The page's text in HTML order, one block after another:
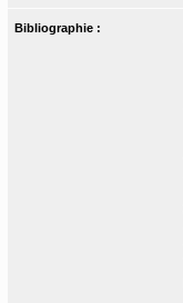
Bibliographie :